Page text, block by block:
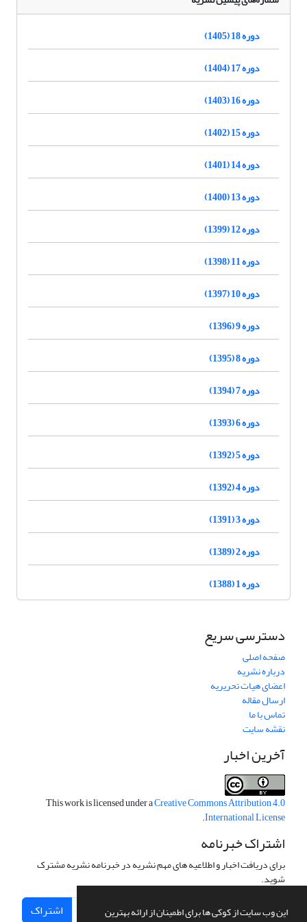
این وب سایت از کوکی ها برای اطمینان از ارائه بهترین
دوره 18 (1405)
دوره 17 (1404)
دوره 16 (1403)
دوره 15 (1402)
دوره 14 (1401)
دوره 13 (1400)
دوره 12 (1399)
دوره 11 (1398)
دوره 10 (1397)
دوره 9 (1396)
دوره 8 (1395)
دوره 7 (1394)
دوره 6 (1393)
دوره 5 (1392)
دوره 4 (1392)
دوره 3 (1391)
دوره 2 (1389)
دوره 1 (1388)
دسترسی سریع
صفحه اصلی
درباره نشریه
اعضای هیات تحریریه
ارسال مقاله
تماس با ما
نقشه سایت
آخرین اخبار
This work is licensed under aCreative Commons Attribution 4.0
International License
.
اشتراک خبرنامه
برای دریافت اخبار و اطلاعیه های مهم نشریه در خبرنامه نشریه مشترک
شوید.
اشتراک